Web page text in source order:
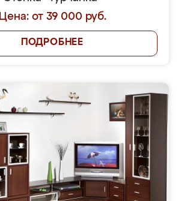
Цена: от 39 000 руб.
ПОДРОБНЕЕ